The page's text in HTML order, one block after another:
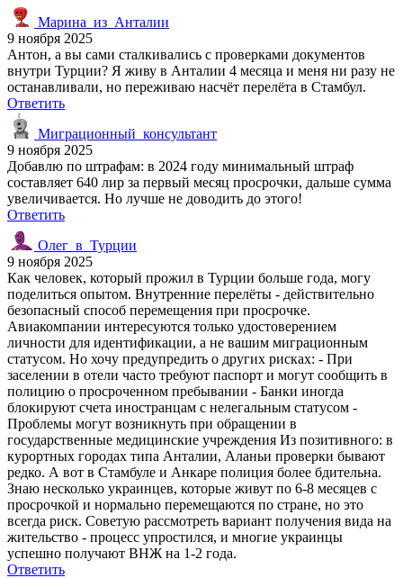
Марина_из_Анталии
9 ноября 2025
Антон, а вы сами сталкивались с проверками документов
внутри Турции? Я живу в Анталии 4 месяца и меня ни разу не
останавливали, но переживаю насчёт перелёта в Стамбул.
Ответить
Миграционный_консультант
9 ноября 2025
Добавлю по штрафам: в 2024 году минимальный штраф
составляет 640 лир за первый месяц просрочки, дальше сумма
увеличивается. Но лучше не доводить до этого!
Ответить
Олег_в_Турции
9 ноября 2025
Как человек, который прожил в Турции больше года, могу
поделиться опытом. Внутренние перелёты - действительно
безопасный способ перемещения при просрочке.
Авиакомпании интересуются только удостоверением
личности для идентификации, а не вашим миграционным
статусом. Но хочу предупредить о других рисках: - При
заселении в отели часто требуют паспорт и могут сообщить в
полицию о просроченном пребывании - Банки иногда
блокируют счета иностранцам с нелегальным статусом -
Проблемы могут возникнуть при обращении в
государственные медицинские учреждения Из позитивного: в
курортных городах типа Анталии, Аланьи проверки бывают
редко. А вот в Стамбуле и Анкаре полиция более бдительна.
Знаю несколько украинцев, которые живут по 6-8 месяцев с
просрочкой и нормально перемещаются по стране, но это
всегда риск. Советую рассмотреть вариант получения вида на
жительство - процесс упростился, и многие украинцы
успешно получают ВНЖ на 1-2 года.
Ответить